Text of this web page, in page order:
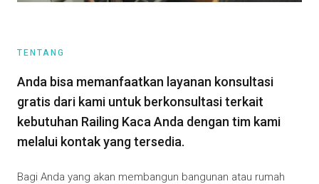
TENTANG
Anda bisa memanfaatkan layanan konsultasi
gratis dari kami untuk berkonsultasi terkait
kebutuhan Railing Kaca Anda dengan tim kami
melalui kontak yang tersedia.
Bagi Anda yang akan membangun bangunan atau rumah